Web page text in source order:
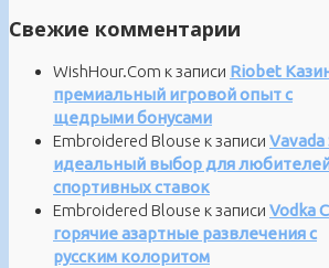
Свежие комментарии
WishHour.Com к записи Riobet
премиальный игровой опыт с
щедрыми бонусами
Embroidered Blouse к записи Vavada
идеальный выбор для
спортивных ставок
Embroidered Blouse к записи Vodka
горячие азартные развлечения с
русским колоритом